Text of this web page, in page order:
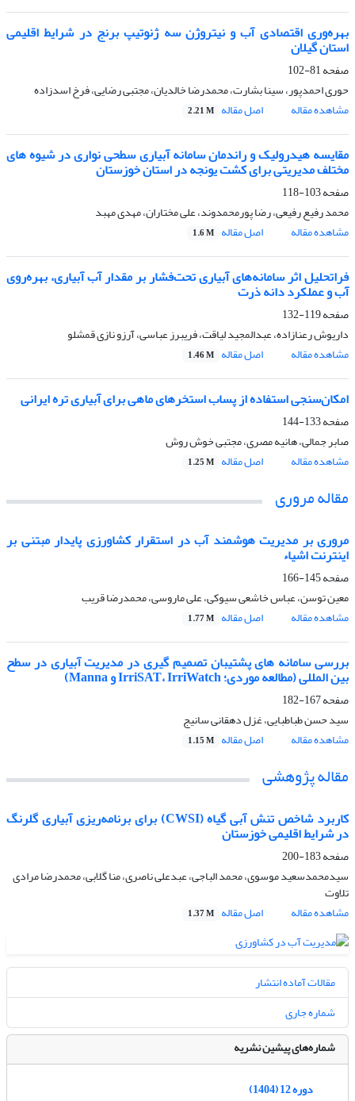
بهره‌وری اقتصادی آب و نیتروژن سه ژنوتیپ برنج در شرایط اقلیمی
استان گیلان
صفحه81-102
حوری احمدپور، سینا بشارت، محمدرضا خالدیان، مجتبی رضایی، فرخ اسدزاده
مشاهده مقاله
اصل مقاله 2.21 M
مقایسه‌ هیدرولیک و راندمان سامانه آبیاری سطحی نواری در شیوه های
مختلف مدیریتی برای کشت یونجه در استان خوزستان
صفحه103-118
محمد رفیع رفیعی، رضا پورمحمدوند، علی مختاران، مهدی مهبد
مشاهده مقاله
اصل مقاله 1.6 M
فراتحلیل اثر سامانه‌های آبیاری تحت‌فشار بر مقدار آب آبیاری، بهره‌روی
آب و عملکرد دانه ذرت
صفحه119-132
داریوش رعنازاده، عبدالمجید لیاقت، فریبرز عباسی، آرزو نازی قمشلو
مشاهده مقاله
اصل مقاله 1.46 M
امکان‌سنجی استفاده از پساب استخرهای ماهی برای آبیاری تره ایرانی
صفحه133-144
صابر جمالی، هانیه مصری، مجتبی خوش روش
مشاهده مقاله
اصل مقاله 1.25 M
مقاله مروری
مروری بر مدیریت هوشمند آب در استقرار کشاورزی پایدار مبتنی بر
اینترنت اشیاء
صفحه145-166
معین توسن، عباس خاشعی سیوکی، علی ماروسی، محمدرضا قریب
مشاهده مقاله
اصل مقاله 1.77 M
بررسی سامانه های پشتیبان تصمیم گیری در مدیریت آبیاری در سطح
بین المللی (مطالعه موردی؛ IrriSAT، IrriWatch و Manna)
صفحه167-182
سید حسن طباطبایی، غزل دهقانی سانیج
مشاهده مقاله
اصل مقاله 1.15 M
مقاله پژوهشی
کاربرد شاخص تنش آبی گیاه (CWSI) برای برنامه‌ریزی آبیاری گلرنگ
در شرایط اقلیمی خوزستان
صفحه183-200
سیدمحمدسعید موسوی، محمد الباجی، عبدعلی ناصری، منا گلابی، محمدرضا مرادی
تلاوت
مشاهده مقاله
اصل مقاله 1.37 M
مقالات آماده انتشار
شماره جاری
شماره‌های پیشین نشریه
دوره 12 (1404)